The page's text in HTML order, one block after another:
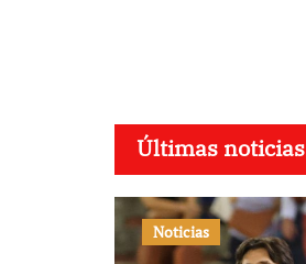
Últimas noticias
Noticias